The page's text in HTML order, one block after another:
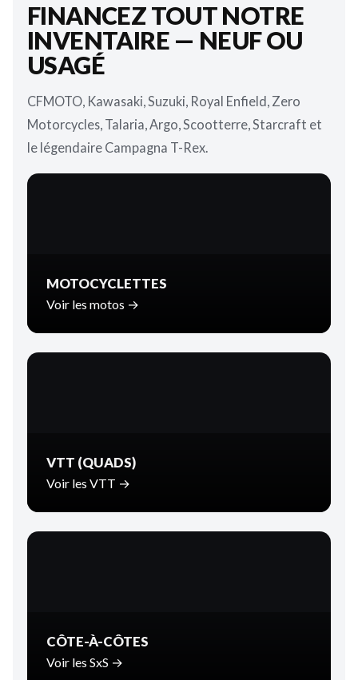
FINANCEZ TOUT NOTRE
INVENTAIRE — NEUF OU
USAGÉ
CFMOTO, Kawasaki, Suzuki, Royal Enfield, Zero
Motorcycles, Talaria, Argo, Scootterre, Starcraft et
le légendaire Campagna T-Rex.
MOTOCYCLETTES
Voir les motos →
VTT (QUADS)
Voir les VTT →
CÔTE-À-CÔTES
Voir les SxS →